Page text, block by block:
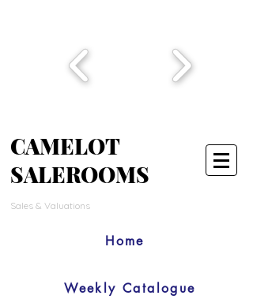
CAMELOT
SALEROOMS
Sales & Valuations
Home
Weekly Catalogue